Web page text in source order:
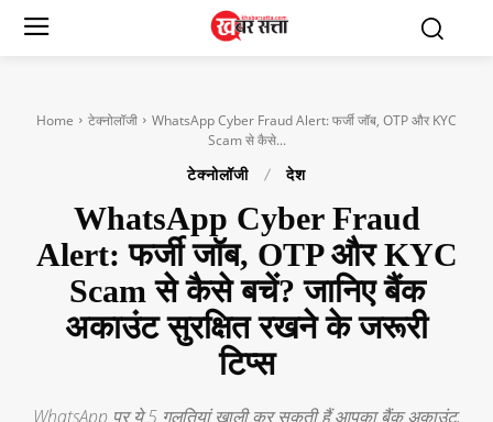
Home टेक्नोलॉजी
WhatsApp Cyber Fraud Alert: फर्जी जॉब, OTP और KYC
Scam से कैसे...
टेक्नोलॉजी देश
WhatsApp Cyber Fraud
Alert: फर्जी जॉब, OTP और KYC
Scam से कैसे बचें? जानिए बैंक
अकाउंट सुरक्षित रखने के जरूरी
टिप्स
WhatsApp पर ये 5 गलतियां खाली कर सकती हैं आपका बैंक अकाउंट,